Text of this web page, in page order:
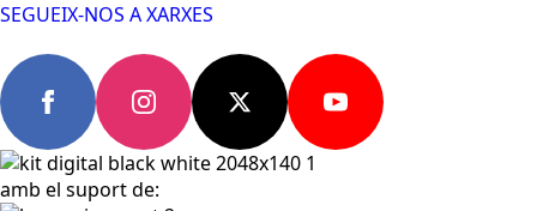
SEGUEIX-NOS A XARXES
amb el suport de: